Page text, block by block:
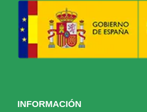
INFORMACIÓN